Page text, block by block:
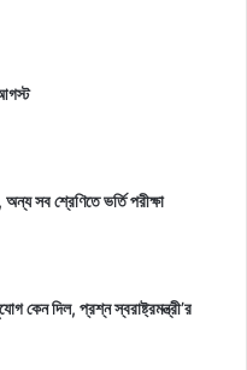
আগস্ট
সব শ্রেণিতে ভর্তি পরীক্ষা
কেন দিল, প্রশ্ন স্বরাষ্ট্রমন্ত্রী’র